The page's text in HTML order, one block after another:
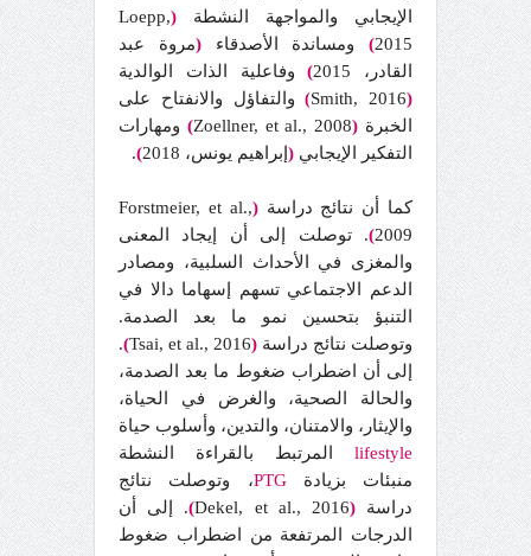
الإيجابي والمواجهة النشطة (
Loepp,
2015
) ومساندة الأصدقاء(مروة عبد
القادر، 2015
)وفاعلية الذات الوالدية
(
Smith, 2016
)والتفاؤل والانفتاح على
الخبرة (
Zoellner, et al., 2008
) ومهارات
التفكير الإيجابي (إبراهيم يونس، 2018 )
.
كما أن نتائج دراسة(
Forstmeier, et al.,
2009
). توصلت إلى أن إيجاد المعنى
والمغزى في الأحداث السلبية، ومصادر
الدعم الاجتماعي تسهم إسهاما دالا في
التنبؤ بتحسين نمو ما بعد الصدمة.
وتوصلت نتائج دراسة (
Tsai, et al., 2016
)
.
إلى أن اضطراب ضغوط ما بعد الصدمة،
والحالة الصحية، والغرض في الحياة،
والإيثار، والامتنان، والتدين، وأسلوب حياة
lifestyle المرتبط بالقراءة النشطة
منبئات بزيادةPTG، وتوصلت نتائج
دراسة (
Dekel, et al., 2016
). إلى أن
الدرجات المرتفعة من اضطراب ضغوط